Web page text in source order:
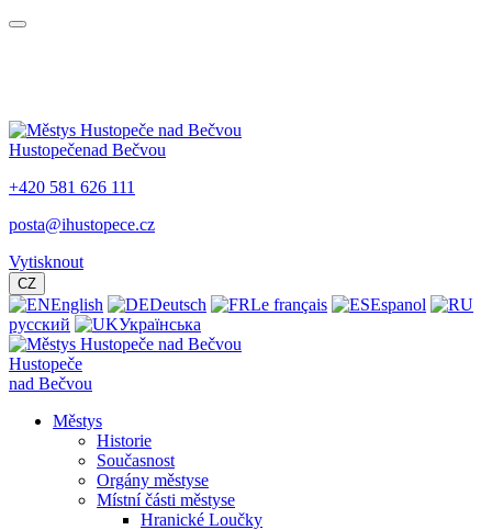
Hustopečenad Bečvou
+420 581 626 111
posta@ihustopece.cz
Vytisknout
CZ
English Deutsch Le français
Espanol
русский
Українська
Hustopeče
nad Bečvou
Městys
Historie
Současnost
Orgány městyse
Místní části městyse
Hranické Loučky